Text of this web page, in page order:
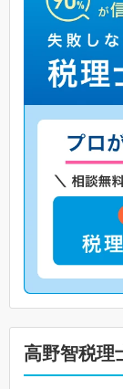
高野智税理